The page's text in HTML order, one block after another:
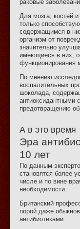
раковые
Для мозга, костей
только
содержащимся в
организм от
значительно
имеющиеся в них,
функционирования
По мнению
воспалительных
шоколада,
антиоксидантными
предотвращению
А в это время
Эра
10 лет
По данным
становятся более
числе и по вине
необходимости.
Британский
порой даже
антибиотиками.